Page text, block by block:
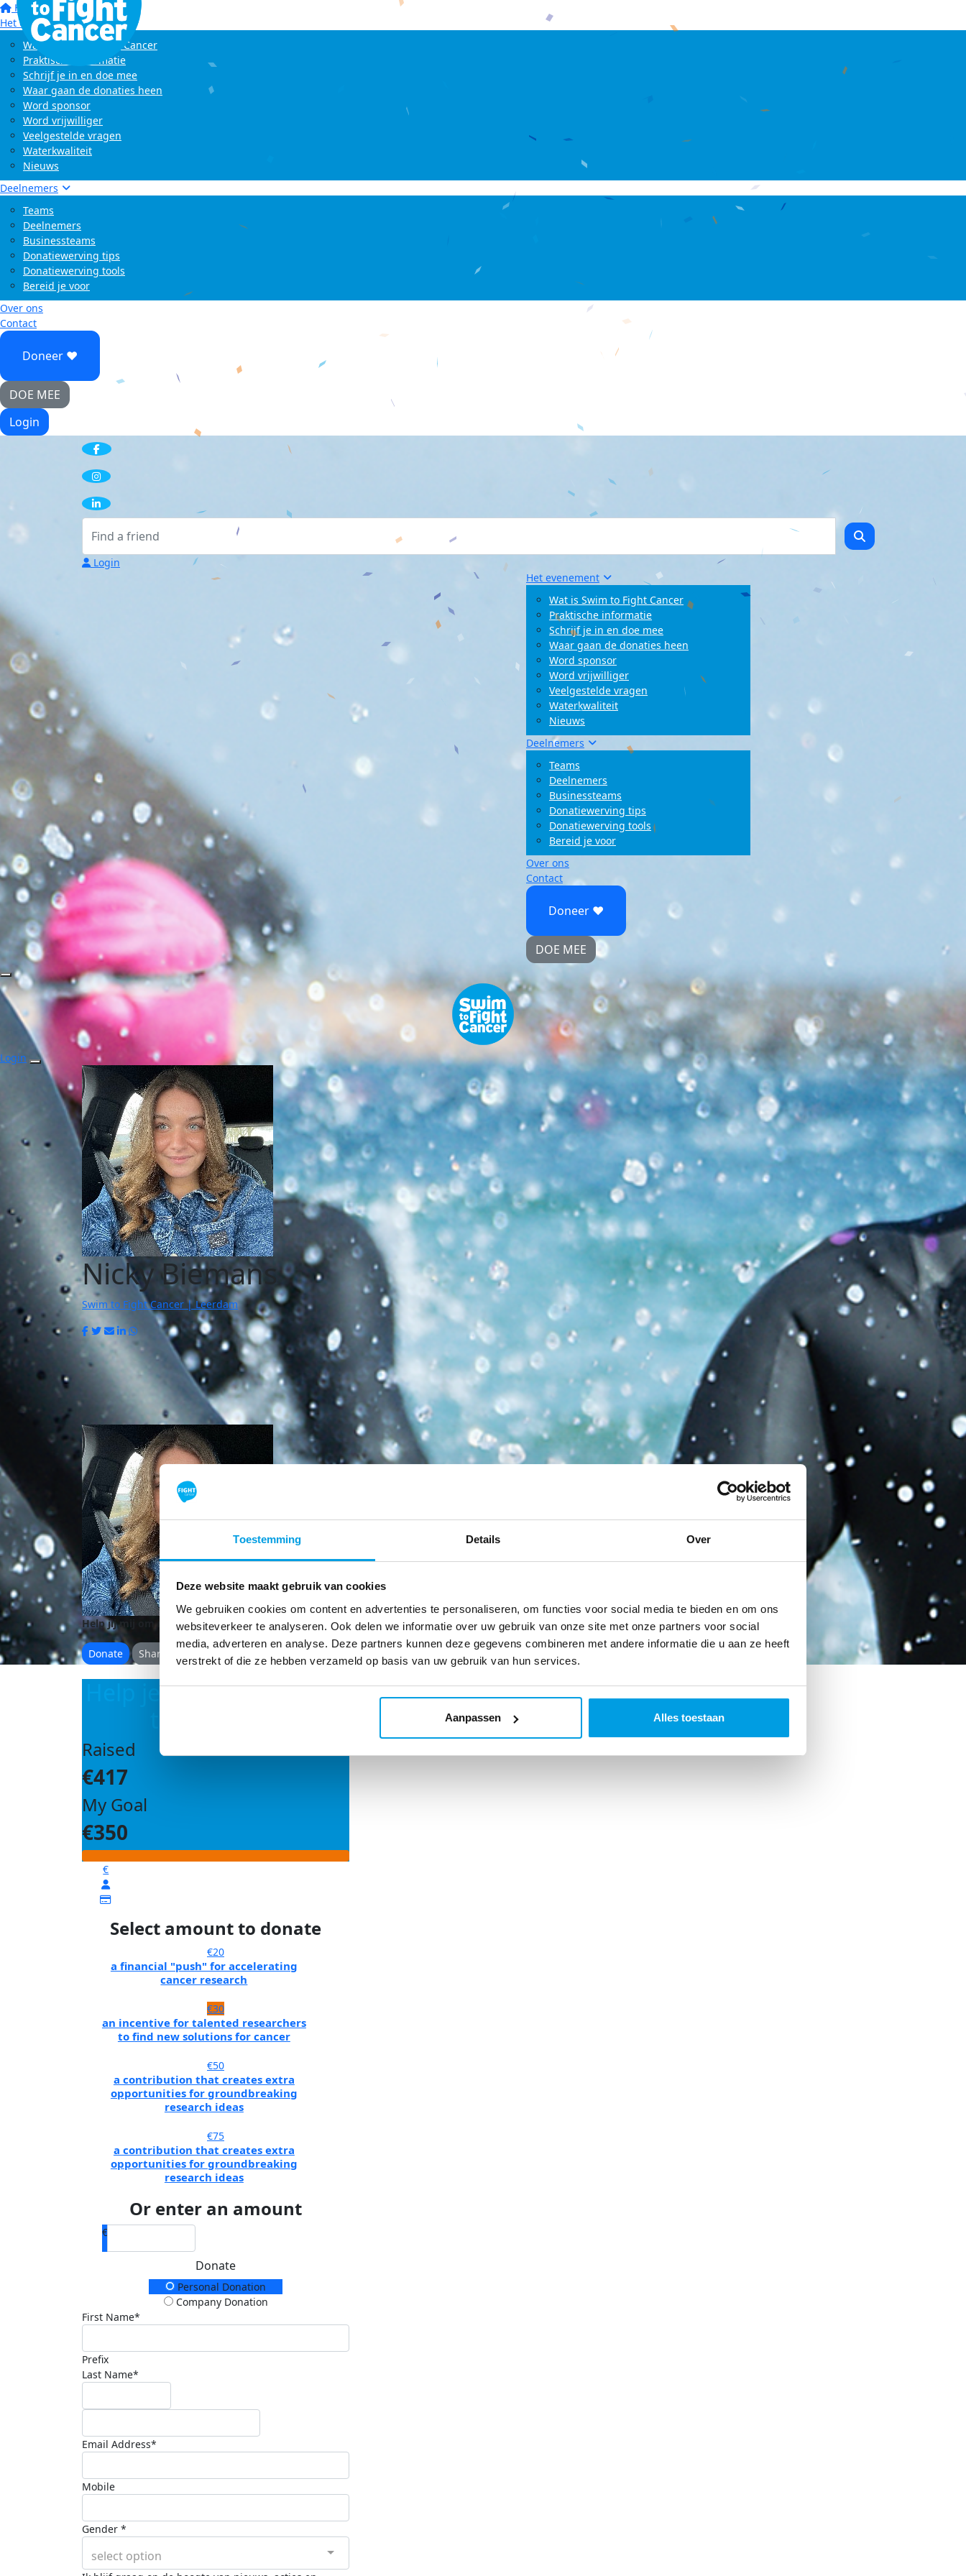
Toestemming Details Over
Deze website maakt gebruik van cookies
We gebruiken cookies om content en advertenties te personaliseren, om functies voor social media te bieden en om ons
websiteverkeer te analyseren. Ook delen we informatie over uw gebruik van onze site met onze partners voor social
media, adverteren en analyse. Deze partners kunnen deze gegevens combineren met andere informatie die u aan ze heeft
verstrekt of die ze hebben verzameld op basis van uw gebruik van hun services.
Aanpassen Alles toestaan
Home
Het evenement
Wat is Swim to Fight Cancer
Praktische informatie
Schrijf je in en doe mee
Waar gaan de donaties heen
Word sponsor
Word vrijwilliger
Veelgestelde vragen
Waterkwaliteit
Nieuws
Deelnemers
Teams
Deelnemers
Businessteams
Donatiewerving tips
Donatiewerving tools
Bereid je voor
Over ons
Contact
Doneer ♥
DOE MEE
Login
Login
Het evenement
Wat is Swim to Fight Cancer
Praktische informatie
Schrijf je in en doe mee
Waar gaan de donaties heen
Word sponsor
Word vrijwilliger
Veelgestelde vragen
Waterkwaliteit
Nieuws
Deelnemers
Teams
Deelnemers
Businessteams
Donatiewerving tips
Donatiewerving tools
Bereid je voor
Over ons
Contact
Doneer ♥
DOE MEE
Login
Nicky Biemans
Swim to Fight Cancer | Leerdam
Help jij mij om mijn doel te behalen?
Donate Share
Help je mij om mijn doel
Raised
€417
My Goal
€350
€
Select amount to donate
€20
a financial "push" for accelerating
cancer research
€30
an incentive for talented researchers
to find new solutions for cancer
€50
a contribution that creates extra
opportunities for groundbreaking
research ideas
€75
a contribution that creates extra
opportunities for groundbreaking
research ideas
Or enter an amount
€
Donate
Donation TypePersonal Donation
Company Donation
First Name*
Prefix
Last Name*
Email Address*
Mobile
Gender *
select option